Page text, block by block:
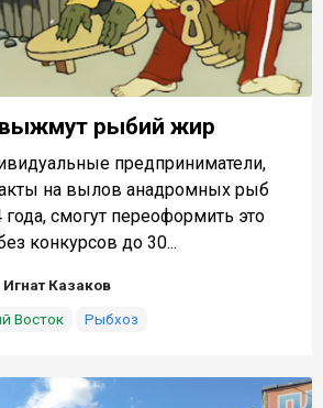
рыбий жир
предприниматели,
на вылов анадромных рыб
года, смогут переоформить это
конкурсов до 30...
Игнат Казаков
Восток Рыбхоз